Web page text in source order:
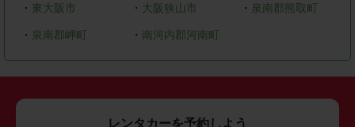
・ 東大阪市 ・ 大阪狭山市 ・ 泉南郡熊取町
・ 泉南郡岬町 ・ 南河内郡河南町
レンタカーを予約しよう